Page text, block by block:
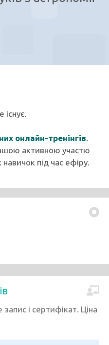
існує.
онлайн-тренінгів.
активною участю
під час ефіру.
і сертифікат. Ціна